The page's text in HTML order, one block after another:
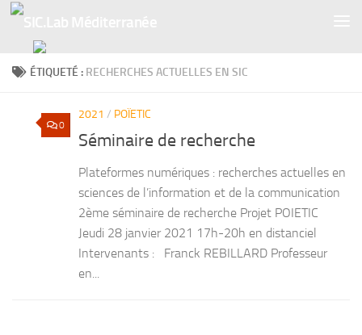
ÉTIQUETÉ : RECHERCHES ACTUELLES EN SIC
0
2021 / POÏETIC
Séminaire de recherche
Plateformes numériques : recherches actuelles en
sciences de l’information et de la communication
2ème séminaire de recherche Projet POIETIC
Jeudi 28 janvier 2021 17h-20h en distanciel
Intervenants : Franck REBILLARD Professeur
en...